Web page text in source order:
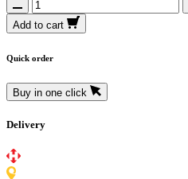
Add to cart
Quick order
Buy in one click
Delivery